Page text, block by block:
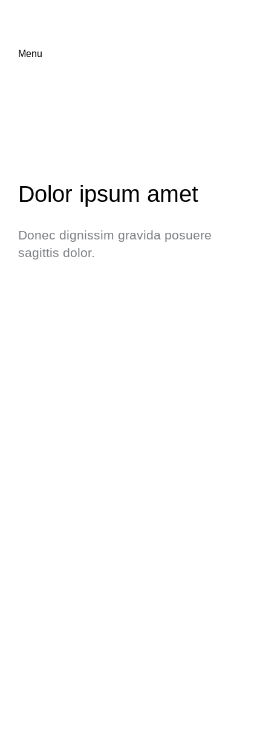
Menu
Dolor ipsum amet
Donec dignissim gravida posuere
sagittis dolor.